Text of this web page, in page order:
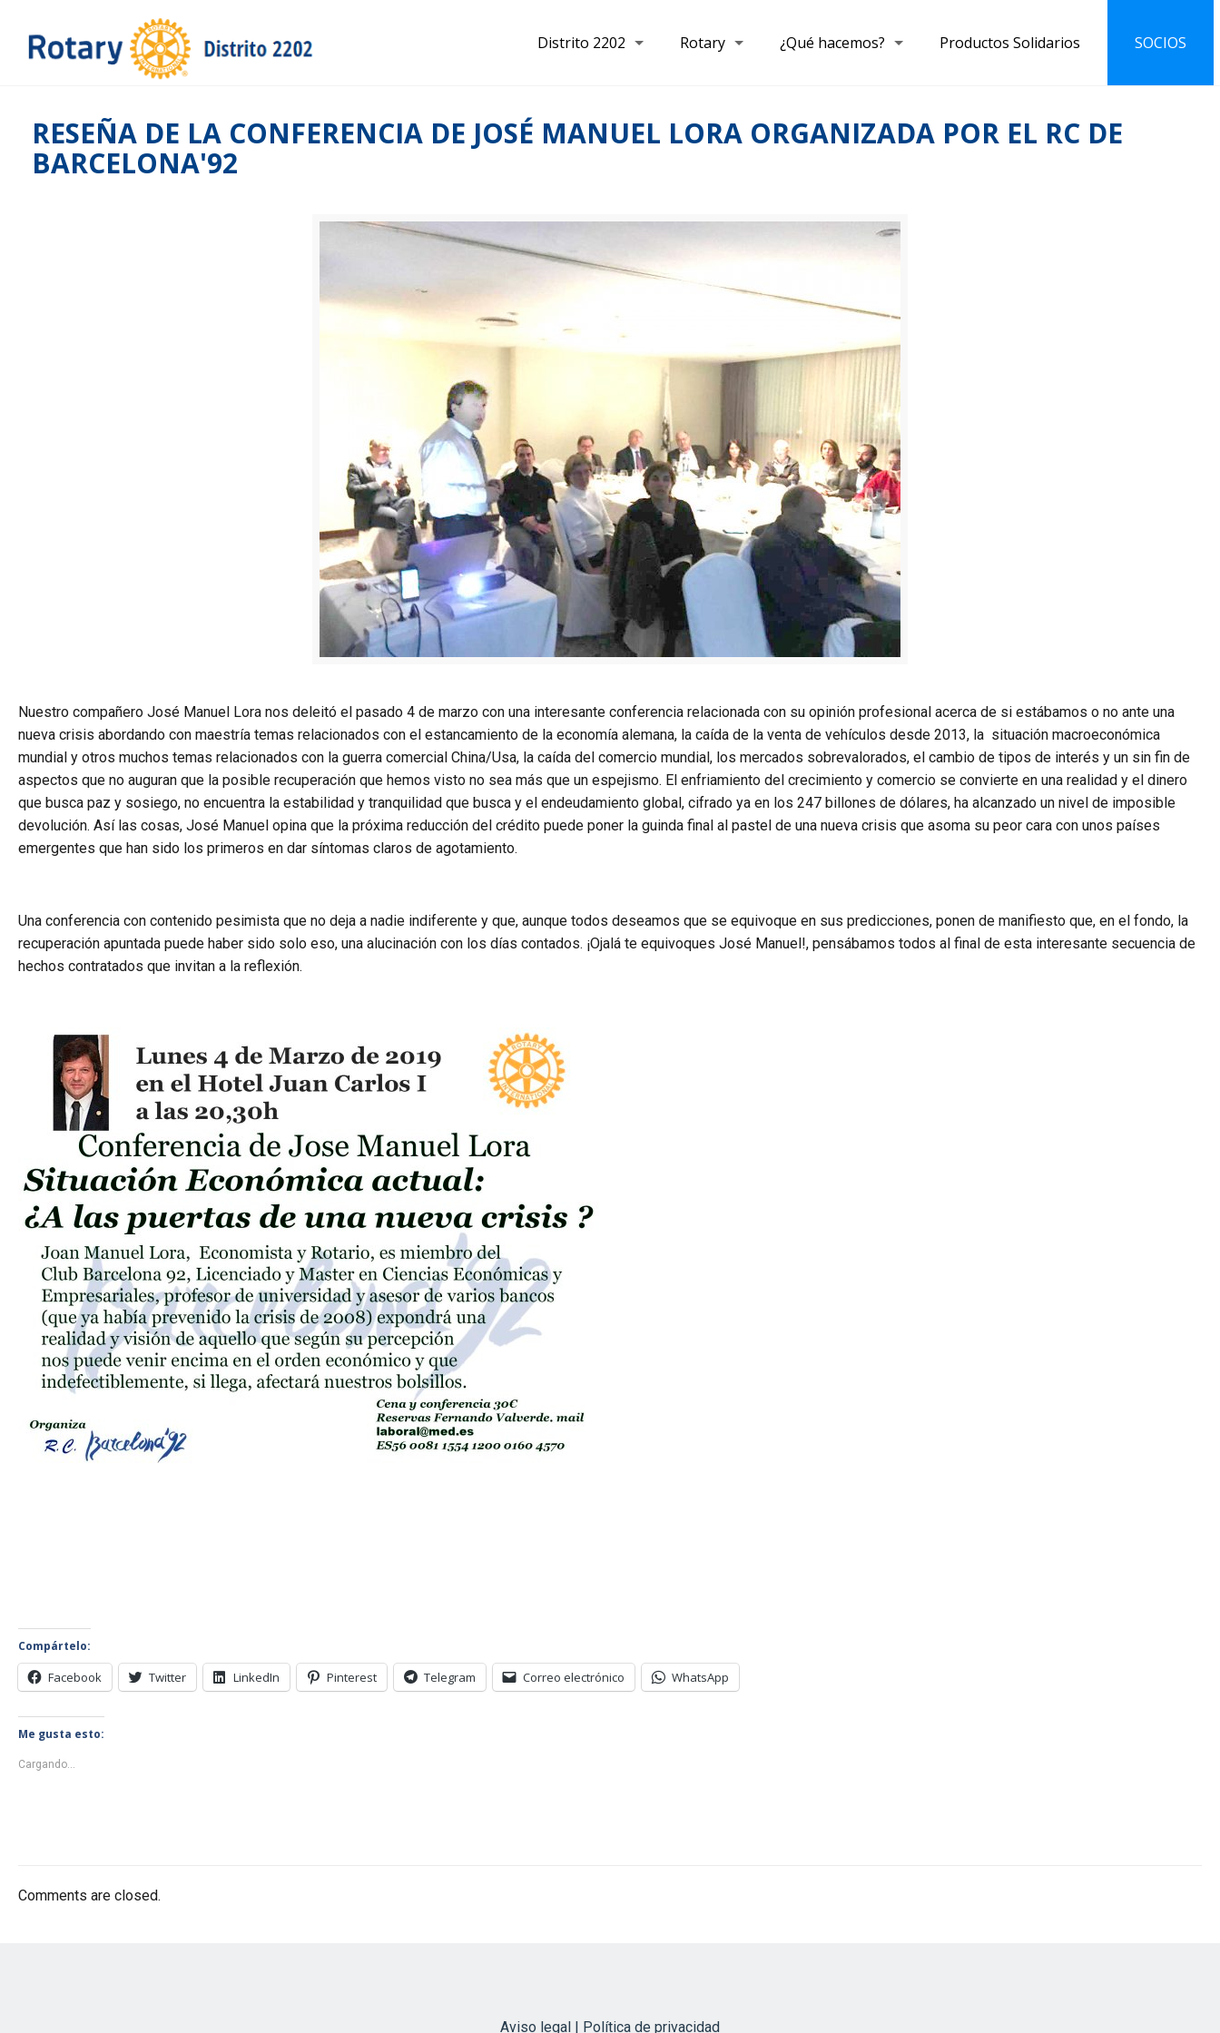
Distrito 2202 Rotary ¿Qué hacemos? Productos Solidarios SOCIOS
RESEÑA DE LA CONFERENCIA DE JOSÉ MANUEL LORA ORGANIZADA POR EL RC DE
BARCELONA'92
Nuestro compañero José Manuel Lora nos deleitó el pasado 4 de marzo con una interesante conferencia relacionada con su opinión profesional acerca de si estábamos o no ante una
nueva crisis abordando con maestría temas relacionados con el estancamiento de la economía alemana, la caída de la venta de vehículos desde 2013, la situación macroeconómica
mundial y otros muchos temas relacionados con la guerra comercial China/Usa, la caída del comercio mundial, los mercados sobrevalorados, el cambio de tipos de interés y un sin fin de
aspectos que no auguran que la posible recuperación que hemos visto no sea más que un espejismo. El enfriamiento del crecimiento y comercio se convierte en una realidad y el dinero
que busca paz y sosiego, no encuentra la estabilidad y tranquilidad que busca y el endeudamiento global, cifrado ya en los 247 billones de dólares, ha alcanzado un nivel de imposible
devolución. Así las cosas, José Manuel opina que la próxima reducción del crédito puede poner la guinda final al pastel de una nueva crisis que asoma su peor cara con unos países
emergentes que han sido los primeros en dar síntomas claros de agotamiento.
Una conferencia con contenido pesimista que no deja a nadie indiferente y que, aunque todos deseamos que se equivoque en sus predicciones, ponen de manifiesto que, en el fondo, la
recuperación apuntada puede haber sido solo eso, una alucinación con los días contados. ¡Ojalá te equivoques José Manuel!, pensábamos todos al final de esta interesante secuencia de
hechos contratados que invitan a la reflexión.
Compártelo:
Facebook Twitter LinkedIn Pinterest Telegram Correo electrónico WhatsApp
Me gusta esto:
Cargando...
Comments are closed.
Aviso legal | Política de privacidad